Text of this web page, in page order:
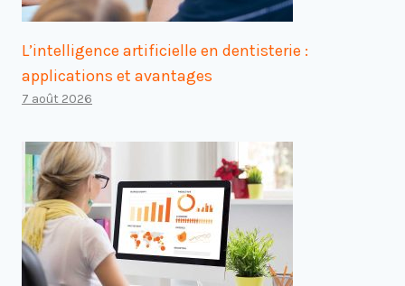
L’intelligence artificielle en dentisterie :
applications et avantages
7 août 2026